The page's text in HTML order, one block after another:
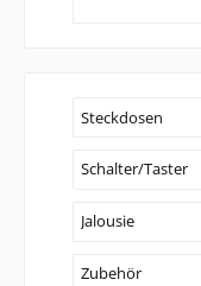
Steckdosen
Schalter/Taster
Jalousie
Zubehör